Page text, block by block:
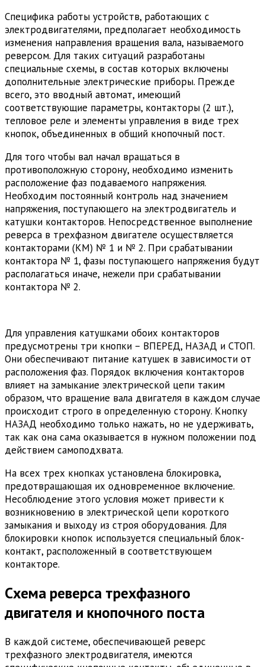
Специфика работы устройств, работающих с
электродвигателями, предполагает необходимость
изменения направления вращения вала, называемого
реверсом. Для таких ситуаций разработаны
специальные схемы, в состав которых включены
дополнительные электрические приборы. Прежде
всего, это вводный автомат, имеющий
соответствующие параметры, контакторы (2 шт.),
тепловое реле и элементы управления в виде трех
кнопок, объединенных в общий кнопочный пост.
Для того чтобы вал начал вращаться в
противоположную сторону, необходимо изменить
расположение фаз подаваемого напряжения.
Необходим постоянный контроль над значением
напряжения, поступающего на электродвигатель и
катушки контакторов. Непосредственное выполнение
реверса в трехфазном двигателе осуществляется
контакторами (КМ) № 1 и № 2. При срабатывании
контактора № 1, фазы поступающего напряжения будут
располагаться иначе, нежели при срабатывании
контактора № 2.
Для управления катушками обоих контакторов
предусмотрены три кнопки – ВПЕРЕД, НАЗАД и СТОП.
Они обеспечивают питание катушек в зависимости от
расположения фаз. Порядок включения контакторов
влияет на замыкание электрической цепи таким
образом, что вращение вала двигателя в каждом случае
происходит строго в определенную сторону. Кнопку
НАЗАД необходимо только нажать, но не удерживать,
так как она сама оказывается в нужном положении под
действием самоподхвата.
На всех трех кнопках установлена блокировка,
предотвращающая их одновременное включение.
Несоблюдение этого условия может привести к
возникновению в электрической цепи короткого
замыкания и выходу из строя оборудования. Для
блокировки кнопок используется специальный блок-
контакт, расположенный в соответствующем
контакторе.
Схема реверса трехфазного
двигателя и кнопочного поста
В каждой системе, обеспечивающей реверс
трехфазного электродвигателя, имеются